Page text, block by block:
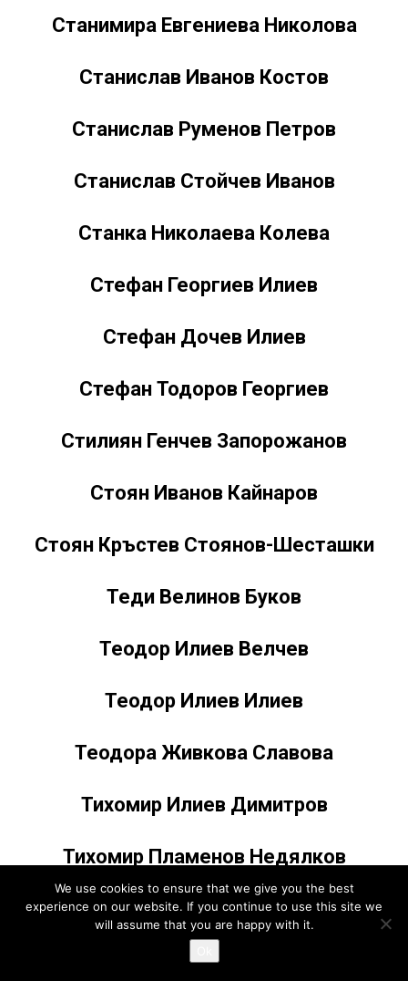
Станимира Евгениева Николова
Станислав Иванов Костов
Станислав Руменов Петров
Станислав Стойчев Иванов
Станка Николаева Колева
Стефан Георгиев Илиев
Стефан Дочев Илиев
Стефан Тодоров Георгиев
Стилиян Генчев Запорожанов
Стоян Иванов Кайнаров
Стоян Кръстев Стоянов-Шесташки
Теди Велинов Буков
Теодор Илиев Велчев
Теодор Илиев Илиев
Теодора Живкова Славова
Тихомир Илиев Димитров
Тихомир Пламенов Недялков
Тодор Красинов Чернев
Тодор Николов Енев
We use cookies to ensure that we give you the best
experience on our website. If you continue to use this site we
will assume that you are happy with it.